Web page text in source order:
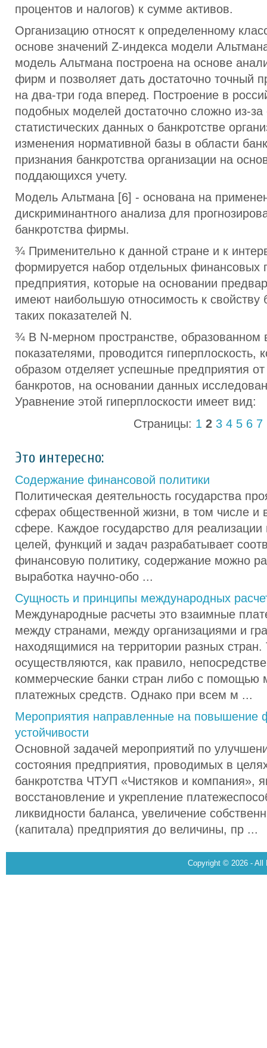
процентов и налогов) к сумме активов.
Организацию относят к определенному
основе значений Z-индекса модели
модель Альтмана построена на основе
фирм и позволяет дать достаточно точный
на два-три года вперед. Построение в
подобных моделей достаточно сложно из-за
статистических данных о банкротстве
изменения нормативной базы в области
признания банкротства организации на
поддающихся учету.
Модель Альтмана [6] - основана на
дискриминантного анализа для
банкротства фирмы.
¾ Применительно к данной стране и к
формируется набор отдельных финансовых
предприятия, которые на основании
имеют наибольшую относимость к свойству
таких показателей N.
¾ В N-мерном пространстве,
показателями, проводится гиперплоскость,
образом отделяет успешные предприятия
банкротов, на основании данных
Уравнение этой гиперплоскости имеет вид:
Страницы: 1 2 3 4 5 6 7
Это интересно:
Содержание финансовой политики
Политическая деятельность государства
сферах общественной жизни, в том числе и
сфере. Каждое государство для реализации
целей, функций и задач разрабатывает
финансовую политику, содержание можно
выработка научно-обо ...
Сущность и принципы международных
Международные расчеты это взаимные
между странами, между организациями и
находящимися на территории разных стран.
осуществляются, как правило,
коммерческие банки стран либо с помощью
платежных средств. Однако при всем м ...
Мероприятия направленные на повышение
устойчивости
Основной задачей мероприятий по
состояния предприятия, проводимых в
банкротства ЧТУП «Чистяков и компания»,
восстановление и укрепление
ликвидности баланса, увеличение
(капитала) предприятия до величины, пр ...
Copyright © 2026 - All